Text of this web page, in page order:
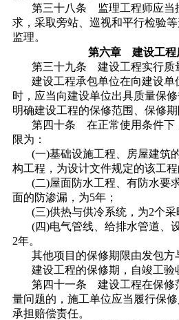
第三十八条 监理工程师应当
求，采取旁站、巡视和平行检验
监理。
第六章 建设工程
第三十九条 建设工程实行质
建设工程承包单位在向建设
时，应当向建设单位出具质量保
明确建设工程的保修范围、保修期
第四十条 在正常使用条件下
限为：
(一)基础设施工程、房屋建筑
构工程，为设计文件规定的该工程
(二)屋面防水工程、有防水要
面的防渗漏，为5年；
(三)供热与供冷系统，为2个采
(四)电气管线、给排水管道、
2年。
其他项目的保修期限由发包方
建设工程的保修期，自竣工验
第四十一条 建设工程在保修
量问题的，施工单位应当履行保
承担赔偿责任。